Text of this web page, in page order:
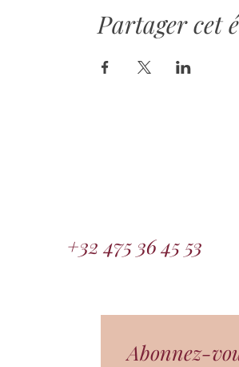
Partager cet
+32 475 36 45 53
Abonnez-